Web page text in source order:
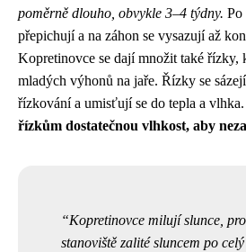
poměrně dlouho, obvykle 3–4 týdny. Po
přepichují a na záhon se vysazují až
Kopretinovce se dají množit také řízky,
mladých výhonů na jaře. Řízky se
řízkování a umisťují se do tepla a vlhka.
řízkům dostatečnou vlhkost, aby
Kopretinovce milují slunce,
stanoviště zalité sluncem po